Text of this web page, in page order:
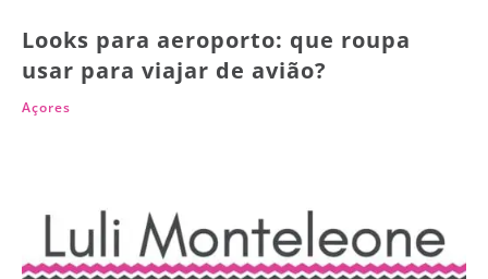
Looks para aeroporto: que roupa
usar para viajar de avião?
Açores